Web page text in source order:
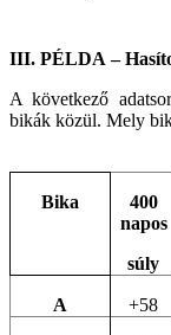
III. PÉLDA –
A következő
bikák közül. Mely
Bika
400
napos
súly
A +58